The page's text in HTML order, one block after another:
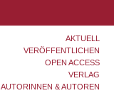
AKTUELL
VERÖFFENTLICHEN
OPEN ACCESS
VERLAG
AUTORINNEN & AUTOREN